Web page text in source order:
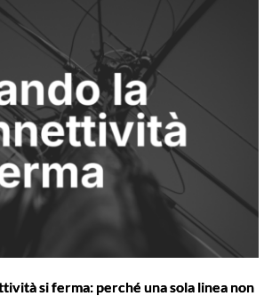
si ferma: perché una sola linea non